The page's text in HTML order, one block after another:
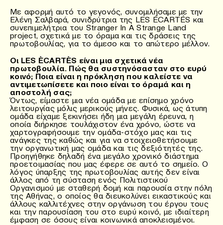
Με αφορμή αυτό το γεγονός, συνομιλήσαμε με την
Ελένη Σαλβαρά, συνιδρύτρια της LES ÉCARTÉS και
συνεπιμελήτρια του Stranger In A Strange Land
project, σχετικά με το όραμα και τις δράσεις της
πρωτοβουλίας, για το άμεσο και το απώτερο μέλλον.
Οι LES ÈCARTÈS είναι μια σχετικά νέα
πρωτοβουλία. Πώς θα συστηνόσασταν στο ευρύ
κοινό; Ποια είναι η πρόκληση που καλείστε να
αντιμετωπίσετε και ποιο είναι το όραμά και η
αποστολή σας;
Όντως, είμαστε μια νέα ομάδα με επίσημο χρόνο
λειτουργίας μόλις μερικούς μήνες. Φυσικά, ως άτυπη
ομάδα είχαμε ξεκινήσει ήδη μια μεγάλη έρευνα, η
οποία διήρκησε τουλάχιστον ένα χρόνο, ώστε να
χαρτογραφήσουμε την ομάδα-στόχο μας και τις
ανάγκες της καθώς και για να στοιχειοθετήσουμε
την οργανωτική μας ομάδα και τις δεξιότητές της.
Προηγήθηκε δηλαδή ένα μεγάλο χρονικό διάστημα
προετοιμασίας που μας έφερε σε αυτό το σημείο. Ο
λόγος ύπαρξης της πρωτοβουλίας αυτής δεν είναι
άλλος από τη σύσταση ενός Πολιτιστικού
Οργανισμού με σταθερή δομή και παρουσία στην πόλη
της Αθήνας, ο οποίος θα διευκολύνει εικαστικούς και
άλλους καλλιτέχνες στην οργάνωση του έργου τους
και την παρουσίαση του στο ευρύ κοινό, με ιδιαίτερη
έμφαση σε όσους είναι κοινωνικά αποκλεισμένοι.